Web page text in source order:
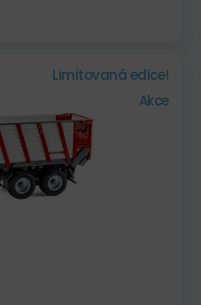
Limitovaná edice!
Akce